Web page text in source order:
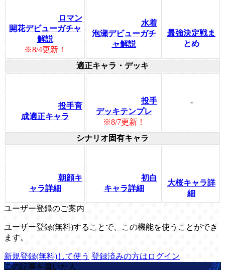
ロマン
開花デビューガチャ
解説
※8/4更新！
水着
泡瀬デビューガチ
ャ解説
最強決定戦ま
とめ
適正キャラ・デッキ
投手育
成適正キャラ
投手
デッキテンプレ
※8/7更新！
-
シナリオ固有キャラ
朝顔キ
ャラ詳細
初白
キャラ詳細
大桜キャラ詳
細
ユーザー登録のご案内
ユーザー登録(無料)することで、この機能を使うことができ
ます。
新規登録(無料)して使う 登録済みの方はログイン
この記事を書いた人